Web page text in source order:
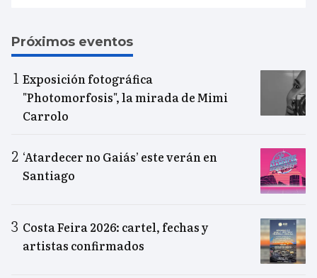
Próximos eventos
Exposición fotográfica
"Photomorfosis", la mirada de Mimi
Carrolo
‘Atardecer no Gaiás’ este verán en
Santiago
Costa Feira 2026: cartel, fechas y
artistas confirmados